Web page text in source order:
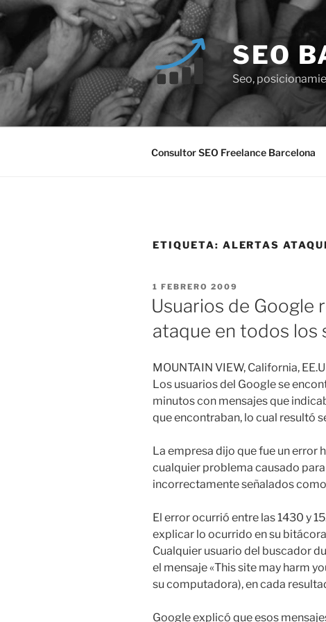
Saltar
contenido
SEO
Seo,
Consultor SEO Freelance Barcelona
ETIQUETA: ALERTAS
PUBLICADO
EL
1 FEBRERO 2009
Usuarios de Google
ataque en todos los
MOUNTAIN VIEW, California,
Los usuarios del Google se
minutos con mensajes que
que encontraban, lo cual resultó
La empresa dijo que fue un error
cualquier problema causado
incorrectamente señalados
El error ocurrió entre las 1430 y
explicar lo ocurrido en su
Cualquier usuario del buscador
el mensaje «This site may harm
su computadora), en cada
Google explicó que esos